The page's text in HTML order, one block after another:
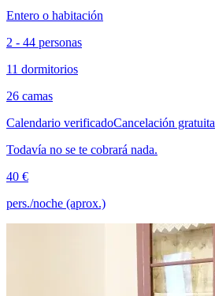
Entero o habitación
2 - 44 personas
11 dormitorios
26 camas
Calendario verificadoCancelación gratuita
Todavía no se te cobrará nada.
40 €
pers./noche (aprox.)